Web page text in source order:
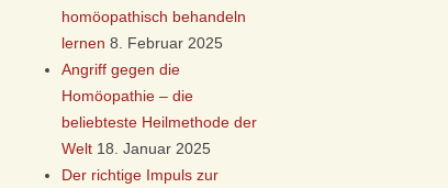
homöopathisch behandeln
lernen 8. Februar 2025
Angriff gegen die
Homöopathie – die
beliebteste Heilmethode der
Welt 18. Januar 2025
Der richtige Impuls zur